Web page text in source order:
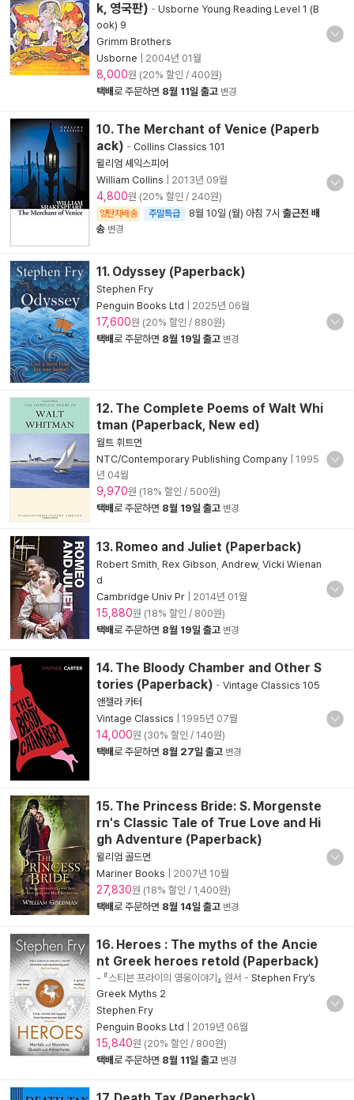
k, 영국판) - Usborne Young Reading Level 1 (B
ook) 9
Grimm Brothers
Usborne
2004년 01월
8,000원 (20% 할인 / 400원)
택배로 주문하면 8월 11일 출고 변경
10. The Merchant of Venice (Paperb
ack) - Collins Classics 101
윌리엄 셰익스피어
William Collins
2013년 09월
4,800원 (20% 할인 / 240원)
양탄자배송 주말특급 8월 10일 (월) 아침 7시 출근전 배
송 변경
11. Odyssey (Paperback)
Stephen Fry
Penguin Books Ltd
2025년 06월
17,600원 (20% 할인 / 880원)
택배로 주문하면 8월 19일 출고 변경
12. The Complete Poems of Walt Whi
tman (Paperback, New ed)
월트 휘트먼
NTC/Contemporary Publishing Company
1995
년 04월
9,970원 (18% 할인 / 500원)
택배로 주문하면 8월 19일 출고 변경
13. Romeo and Juliet (Paperback)
Robert Smith Rex Gibson Andrew, Vicki Wienan
d
Cambridge Univ Pr
2014년 01월
15,880원 (18% 할인 / 800원)
택배로 주문하면 8월 19일 출고 변경
14. The Bloody Chamber and Other S
tories (Paperback) - Vintage Classics 105
앤젤라 카터
Vintage Classics
1995년 07월
14,000원 (30% 할인 / 140원)
택배로 주문하면 8월 27일 출고 변경
15. The Princess Bride: S. Morgenste
rn's Classic Tale of True Love and Hi
gh Adventure (Paperback)
윌리엄 골드먼
Mariner Books
2007년 10월
27,830원 (18% 할인 / 1,400원)
택배로 주문하면 8월 14일 출고 변경
16. Heroes : The myths of the Ancie
nt Greek heroes retold (Paperback)
- 『스티븐 프라이의 영웅이야기』 원서 - Stephen Fry’s
Greek Myths 2
Stephen Fry
Penguin Books Ltd
2019년 06월
15,840원 (20% 할인 / 800원)
택배로 주문하면 8월 11일 출고 변경